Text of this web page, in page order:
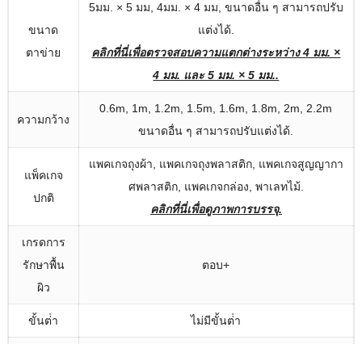
ขนาด
ตาข่าย
5มม. × 5 มม, 4มม. × 4 มม, ขนาดอื่น ๆ สามารถปรับ
แต่งได้.
คลิกที่นี่เพื่อตรวจสอบความแตกต่างระหว่าง 4 มม. ×
4 มม. และ 5 มม. × 5 มม..
ความกว้าง
0.6m, 1m, 1.2m, 1.5m, 1.6m, 1.8m, 2m, 2.2m
ขนาดอื่น ๆ สามารถปรับแต่งได้.
แพ็คเกจ
ปกติ
แพคเกจถุงผ้า, แพคเกจถุงพลาสติก, แพคเกจสูญญากา
ศพลาสติก, แพคเกจกล่อง, พาเลทไม้.
คลิกที่นี่เพื่อดูภาพการบรรจุ.
เกรดการ
รักษาพื้น
ผิว
ตอบ+
ขั้นต่ํา ไม่มีขั้นต่ํา